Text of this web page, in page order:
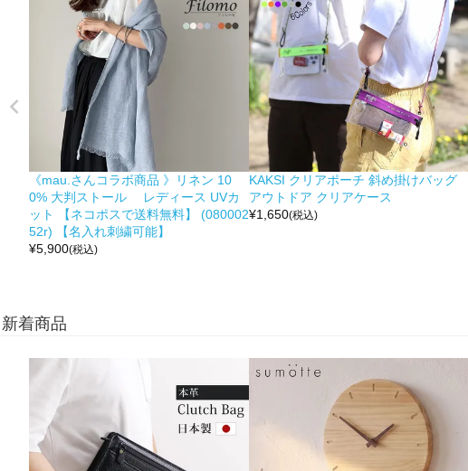
《mau.さんコラボ商品 》リネン 10
0% 大判ストール レディース UVカ
ット 【ネコポスで送料無料】 (080002
52r) 【名入れ刺繍可能】
¥5,900(税込)
KAKSI クリアポーチ 斜め掛けバッグ
アウトドア クリアケース
¥1,650(税込)
新着商品